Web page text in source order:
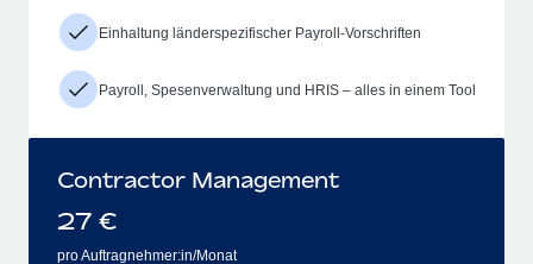
Einhaltung länderspezifischer Payroll-Vorschriften
Payroll, Spesenverwaltung und HRIS – alles in einem Tool
Contractor Management
27 €
pro Auftragnehmer:in/Monat